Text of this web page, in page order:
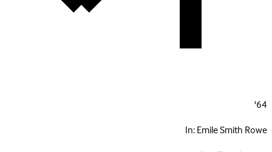
64'
In:Emile Smith Rowe